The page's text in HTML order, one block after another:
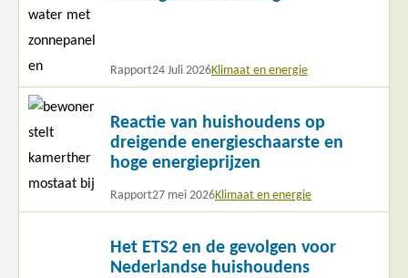
Rapport24 Juli 2026Klimaat en energie
Reactie van huishoudens op
dreigende energieschaarste en
hoge energieprijzen
Rapport27 mei 2026Klimaat en energie
Lees
meer
Het ETS2 en de gevolgen voor
Nederlandse huishoudens